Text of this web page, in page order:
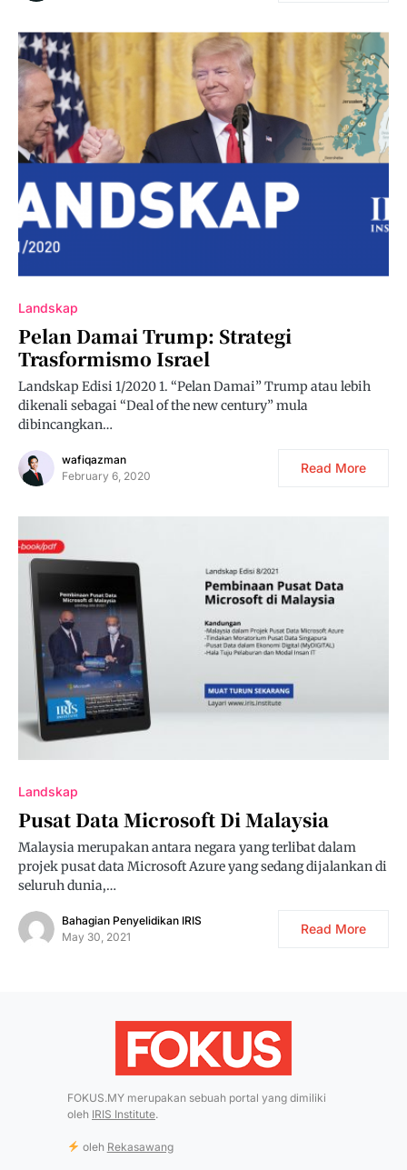
Landskap
Pelan Damai Trump: Strategi
Trasformismo Israel
Landskap Edisi 1/2020 1. “Pelan Damai” Trump atau lebih
dikenali sebagai “Deal of the new century” mula
dibincangkan…
wafiqazman
February 6, 2020
Read More
Landskap
Pusat Data Microsoft Di Malaysia
Malaysia merupakan antara negara yang terlibat dalam
projek pusat data Microsoft Azure yang sedang dijalankan di
seluruh dunia,…
Bahagian Penyelidikan IRIS
May 30, 2021
Read More
FOKUS.MY merupakan sebuah portal yang dimiliki
oleh IRIS Institute.
oleh Rekasawang